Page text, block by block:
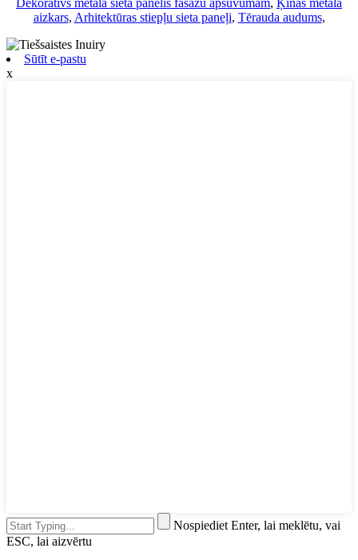
aizkars, Arhitektūras stiepļu sieta paneļi, Tērauda audums,
Sūtīt e-pastu
x
Nospiediet Enter, lai meklētu, vai
ESC, lai aizvērtu